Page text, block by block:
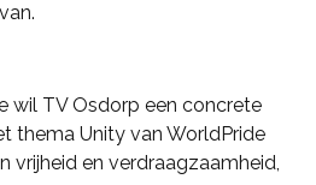
wil TV Osdorp een concrete
thema Unity van WorldPride
vrijheid en verdraagzaamheid,